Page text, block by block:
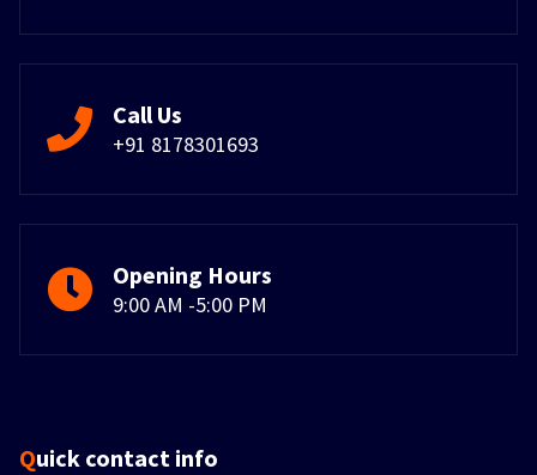
Call Us
+91 8178301693
Opening Hours
9:00 AM -5:00 PM
Quick contact info